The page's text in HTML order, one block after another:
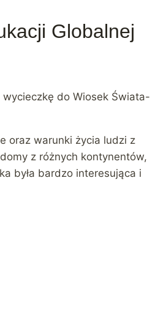
Globalnej
wycieczkę do Wiosek Świata-
oraz warunki życia ludzi z
z różnych kontynentów,
była bardzo interesująca i